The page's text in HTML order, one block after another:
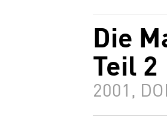
Die
Teil 2
2001,